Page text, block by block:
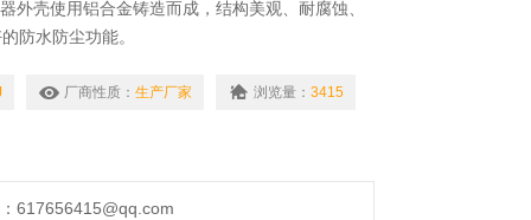
外壳使用铝合金铸造而成，结构美观、耐腐蚀、
防水防尘功能。
厂商性质： 生产厂家 浏览量： 3415
617656415@qq.com